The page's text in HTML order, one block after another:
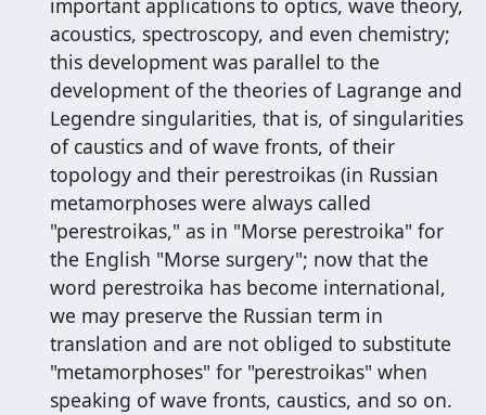
acoustics, spectroscopy, and even chemistry;
this development was parallel to the
development of the theories of Lagrange and
Legendre singularities, that is, of singularities
of caustics and of wave fronts, of their
topology and their perestroikas (in Russian
metamorphoses were always called
"perestroikas," as in "Morse perestroika" for
the English "Morse surgery"; now that the
word perestroika has become international,
we may preserve the Russian term in
translation and are not obliged to substitute
"metamorphoses" for "perestroikas" when
speaking of wave fronts, caustics, and so on.